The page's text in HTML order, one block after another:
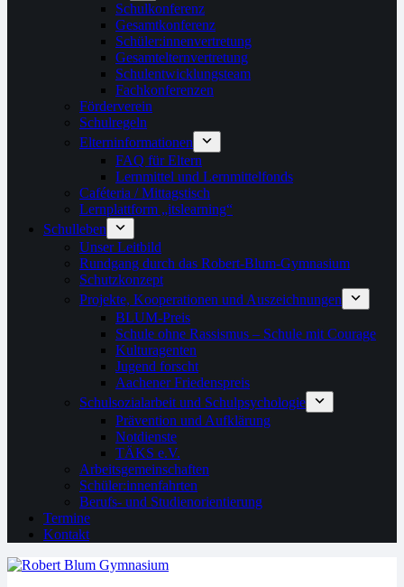
Schulkonferenz
Gesamtkonferenz
Schüler:innenvertretung
Gesamtelternvertretung
Schulentwicklungsteam
Fachkonferenzen
Förderverein
Schulregeln
Elterninformationen
FAQ für Eltern
Lernmittel und Lernmittelfonds
Caféteria / Mittagstisch
Lernplattform „itslearning“
Schulleben
Unser Leitbild
Rundgang durch das Robert-Blum-Gymnasium
Schutzkonzept
Projekte, Kooperationen und Auszeichnungen
BLUM-Preis
Schule ohne Rassismus – Schule mit Courage
Kulturagenten
Jugend forscht
Aachener Friedenspreis
Schulsozialarbeit und Schulpsychologie
Prävention und Aufklärung
Notdienste
TÄKS e.V.
Arbeitsgemeinschaften
Schüler:innenfahrten
Berufs- und Studienorientierung
Termine
Kontakt